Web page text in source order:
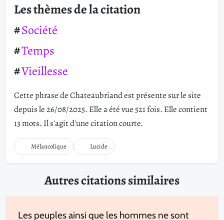
Les thèmes de la citation
Société
Temps
Vieillesse
Cette phrase de Chateaubriand est présente sur le site
depuis le 26/08/2025. Elle a été vue 521 fois. Elle contient
13 mots. Il s'agit d'une citation courte.
Mélancolique Lucide
Autres citations similaires
Les peuples ainsi que les hommes ne sont